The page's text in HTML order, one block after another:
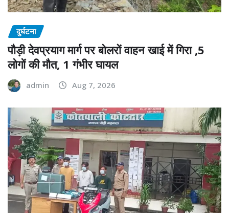
दुर्घटना
पौड़ी देवप्रयाग मार्ग पर बोलरों वाहन खाई में गिरा ,5
लोगों की मौत, 1 गंभीर घायल
admin Aug 7, 2026